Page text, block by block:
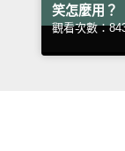
笑怎麼用？
觀看次數：